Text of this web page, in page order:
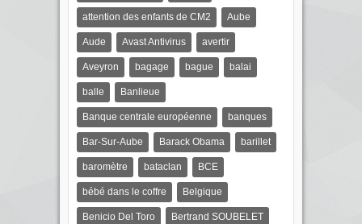
attention des enfants de CM2 Aube
Aude Avast Antivirus avertir
Aveyron bagage bague balai
balle Banlieue
Banque centrale européenne banques
Bar-Sur-Aube Barack Obama barillet
baromètre bataclan BCE
bébé dans le coffre Belgique
Benicio Del Toro Bertrand SOUBELET